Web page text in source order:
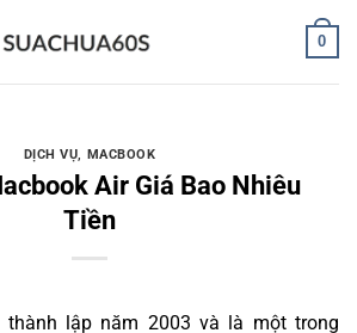
0
DỊCH VỤ, MACBOOK
Air Giá Bao Nhiêu
Tiền
thành lập năm 2003 và là một trong